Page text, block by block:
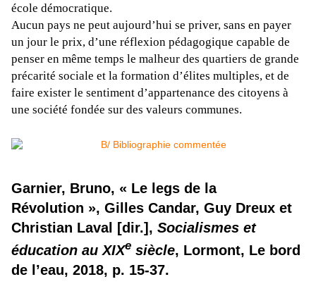
école démocratique.
Aucun pays ne peut aujourd’hui se priver, sans en payer
un jour le prix, d’une réflexion pédagogique capable de
penser en même temps le malheur des quartiers de grande
précarité sociale et la formation d’élites multiples, et de
faire exister le sentiment d’appartenance des citoyens à
une société fondée sur des valeurs communes.
Garnier, Bruno, « Le legs de la
Révolution », Gilles Candar, Guy Dreux et
Christian Laval [dir.], Socialismes et
éducation au XIXe siècle, Lormont, Le bord
de l’eau, 2018, p. 15-37.